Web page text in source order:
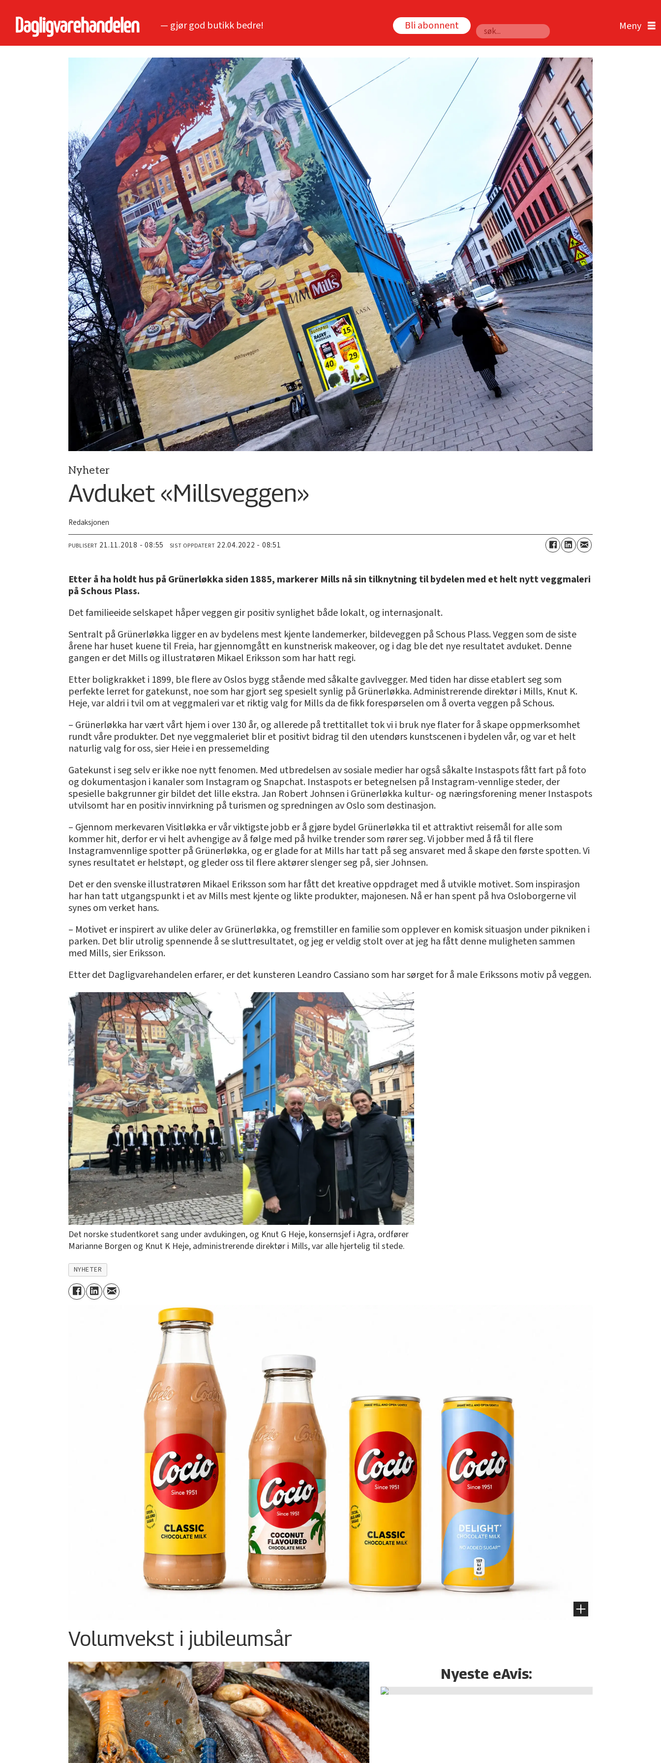
— gjør god butikk bedre! Bli abonnent
Søk
Nyheter
Avduket «Millsveggen»
Redaksjonen
PUBLISERT 21.11.2018 - 08:55 SIST OPPDATERT 22.04.2022 - 08:51
Etter å ha holdt hus på Grünerløkka siden 1885, markerer Mills nå sin tilknytning til bydelen med et helt nytt veggmaleri
på Schous Plass.
Det familieeide selskapet håper veggen gir positiv synlighet både lokalt, og internasjonalt.
Sentralt på Grünerløkka ligger en av bydelens mest kjente landemerker, bildeveggen på Schous Plass. Veggen som de siste
årene har huset kuene til Freia, har gjennomgått en kunstnerisk makeover, og i dag ble det nye resultatet avduket. Denne
gangen er det Mills og illustratøren Mikael Eriksson som har hatt regi.
Etter boligkrakket i 1899, ble flere av Oslos bygg stående med såkalte gavlvegger. Med tiden har disse etablert seg som
perfekte lerret for gatekunst, noe som har gjort seg spesielt synlig på Grünerløkka. Administrerende direktør i Mills, Knut K.
Heje, var aldri i tvil om at veggmaleri var et riktig valg for Mills da de fikk forespørselen om å overta veggen på Schous.
– Grünerløkka har vært vårt hjem i over 130 år, og allerede på trettitallet tok vi i bruk nye flater for å skape oppmerksomhet
rundt våre produkter. Det nye veggmaleriet blir et positivt bidrag til den utendørs kunstscenen i bydelen vår, og var et helt
naturlig valg for oss, sier Heie i en pressemelding
Gatekunst i seg selv er ikke noe nytt fenomen. Med utbredelsen av sosiale medier har også såkalte Instaspots fått fart på foto
og dokumentasjon i kanaler som Instagram og Snapchat. Instaspots er betegnelsen på Instagram-vennlige steder, der
spesielle bakgrunner gir bildet det lille ekstra. Jan Robert Johnsen i Grünerløkka kultur- og næringsforening mener Instaspots
utvilsomt har en positiv innvirkning på turismen og spredningen av Oslo som destinasjon.
– Gjennom merkevaren Visitløkka er vår viktigste jobb er å gjøre bydel Grünerløkka til et attraktivt reisemål for alle som
kommer hit, derfor er vi helt avhengige av å følge med på hvilke trender som rører seg. Vi jobber med å få til flere
Instagramvennlige spotter på Grünerløkka, og er glade for at Mills har tatt på seg ansvaret med å skape den første spotten. Vi
synes resultatet er helstøpt, og gleder oss til flere aktører slenger seg på, sier Johnsen.
Det er den svenske illustratøren Mikael Eriksson som har fått det kreative oppdraget med å utvikle motivet. Som inspirasjon
har han tatt utgangspunkt i et av Mills mest kjente og likte produkter, majonesen. Nå er han spent på hva Osloborgerne vil
synes om verket hans.
– Motivet er inspirert av ulike deler av Grünerløkka, og fremstiller en familie som opplever en komisk situasjon under pikniken i
parken. Det blir utrolig spennende å se sluttresultatet, og jeg er veldig stolt over at jeg ha fått denne muligheten sammen
med Mills, sier Eriksson.
Etter det Dagligvarehandelen erfarer, er det kunsteren Leandro Cassiano som har sørget for å male Erikssons motiv på veggen.
Det norske studentkoret sang under avdukingen, og Knut G Heje, konsernsjef i Agra, ordfører
Marianne Borgen og Knut K Heje, administrerende direktør i Mills, var alle hjertelig til stede.
NYHETER
Volumvekst i jubileumsår
Nyeste eAvis: